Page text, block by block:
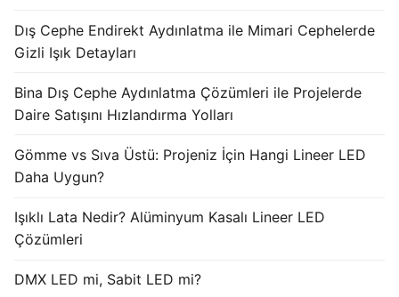
Işık Kontrol Sistemleri
İç Mekan LED Driver
DMX BİLGİ
Dış Cephe Endirekt Aydınlatma ile Mimari Cephelerde
Gizli Işık Detayları
Bina Dış Cephe Aydınlatma Çözümleri ile Projelerde
Daire Satışını Hızlandırma Yolları
Gömme vs Sıva Üstü: Projeniz İçin Hangi Lineer LED
Daha Uygun?
Işıklı Lata Nedir? Alüminyum Kasalı Lineer LED
Çözümleri
DMX LED mi, Sabit LED mi?